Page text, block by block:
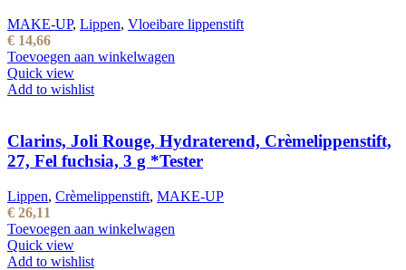
MAKE-UP, Lippen, Vloeibare lippenstift
€ 14,66
Toevoegen aan winkelwagen
Quick view
Add to wishlist
Clarins, Joli Rouge, Hydraterend, Crèmelippenstift,
27, Fel fuchsia, 3 g *Tester
Lippen, Crèmelippenstift, MAKE-UP
€ 26,11
Toevoegen aan winkelwagen
Quick view
Add to wishlist